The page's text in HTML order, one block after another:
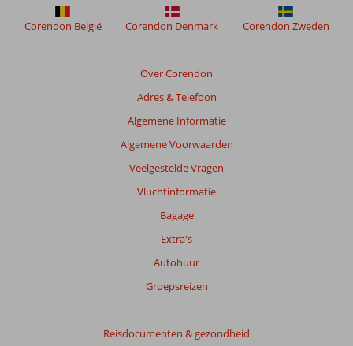
Jordan
Over Corendon
Adres & Telefoon
Algemene Informatie
Algemene Voorwaarden
Veelgestelde Vragen
Vluchtinformatie
Bagage
Extra's
Autohuur
Groepsreizen
Reisdocumenten & gezondheid
Corendon België Corendon Denmark Corendon Zweden